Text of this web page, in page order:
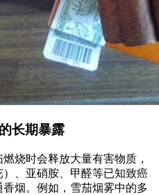
长期暴露
燃烧时会释放大量有害物质，
、亚硝胺、甲醛等已知致癌
烟。例如，雪茄烟雾中的多